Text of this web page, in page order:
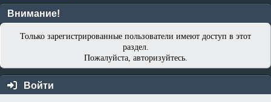
Внимание!
Только зарегистрированные пользователи имеют доступ в этот
раздел.
Пожалуйста, авторизуйтесь.
Войти